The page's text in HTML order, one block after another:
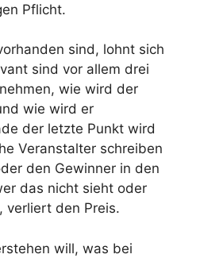
Pflicht.
sind, lohnt sich
sind vor allem drei
wie wird der
wie wird er
der letzte Punkt wird
Veranstalter schreiben
den Gewinner in den
das nicht sieht oder
verliert den Preis.
will, was bei